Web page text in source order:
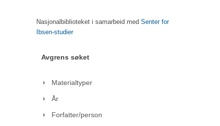
Nasjonalbiblioteket i samarbeid med Senter for
Ibsen-studier
Avgrens søket
Materialtyper
År
Forfatter/person